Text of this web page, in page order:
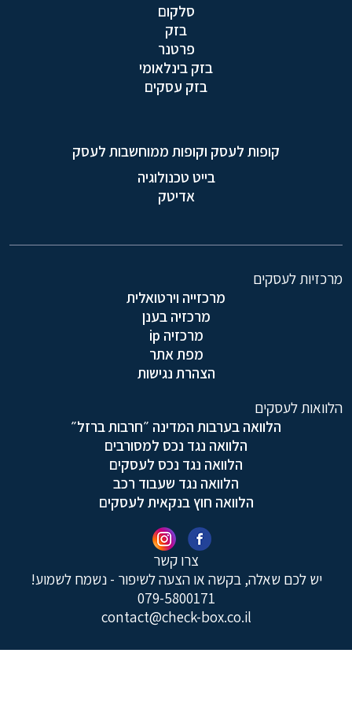
סלקום
בזק
פרטנר
בזק בינלאומי
בזק עסקים
קופות לעסק וקופות ממוחשבות לעסק
בייט טכנולוגיה
אדיטק
צרו קשר
יש לכם שאלה, בקשה או הצעה לשיפור - נשמח לשמוע!
079-5800171
contact@check-box.co.il
מרכזיות לעסקים
מרכזייה וירטואלית
מרכזיה בענן
מרכזיה ip
מפת אתר
הצהרת נגישות
הלוואות לעסקים
הלוואה בערבות המדינה ״חרבות ברזל״
הלוואה נגד נכס למסורבים
הלוואה נגד נכס לעסקים
הלוואה נגד שעבוד רכב
הלוואה חוץ בנקאית לעסקים